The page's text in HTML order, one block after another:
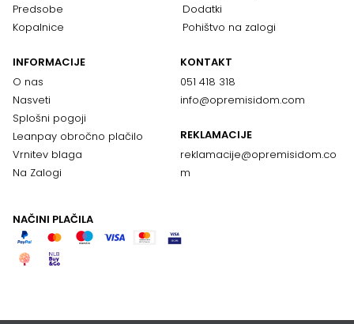
Predsobe
Kopalnice
Dodatki
Pohištvo na zalogi
INFORMACIJE
O nas
Nasveti
Splošni pogoji
Leanpay obročno plačilo
Vrnitev blaga
Na Zalogi
KONTAKT
051 418 318
info@opremisidom.com
REKLAMACIJE
reklamacije@opremisidom.co
m
NAČINI PLAČILA